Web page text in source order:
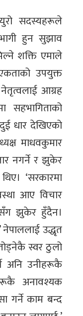
सदस्यहरूले
हुन सुझाव
शक्ति एमाले
उपयुक्त
आग्रह
सहभागिताको
धार देखिएको
माधवकुमार
नगर्ने र झुकेर
‘सरकारमा
आए विचार
झुकेर हुँदैन।
उद्धृत
स्वर ठुलो
अनि उनीहरूकै
अनावश्यक
गर्ने काम बन्द